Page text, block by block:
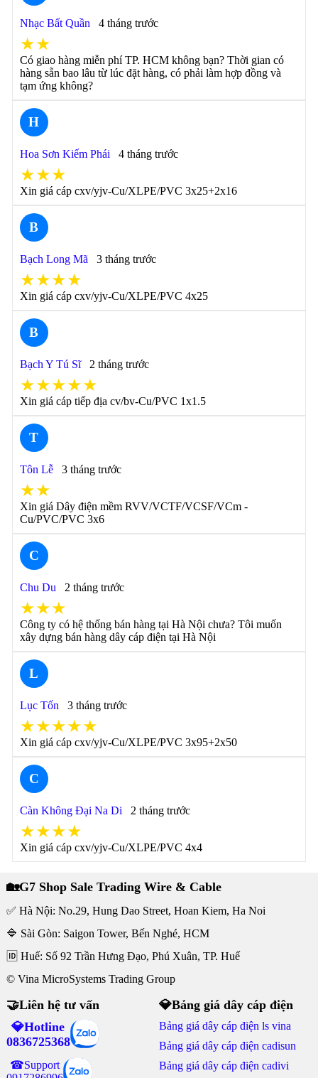
Nhạc Bất Quần 4 tháng trước
★★
Có giao hàng miễn phí TP. HCM không bạn? Thời gian có
hàng sẵn bao lâu từ lúc đặt hàng, có phải làm hợp đồng và
tạm ứng không?
H
Hoa Sơn Kiếm Phái 4 tháng trước
★★★
Xin giá cáp cxv/yjv-Cu/XLPE/PVC 3x25+2x16
B
Bạch Long Mã 3 tháng trước
★★★★
Xin giá cáp cxv/yjv-Cu/XLPE/PVC 4x25
B
Bạch Y Tú Sĩ 2 tháng trước
★★★★★
Xin giá cáp tiếp địa cv/bv-Cu/PVC 1x1.5
T
Tôn Lễ 3 tháng trước
★★
Xin giá Dây điện mềm RVV/VCTF/VCSF/VCm -
Cu/PVC/PVC 3x6
C
Chu Du 2 tháng trước
★★★
Công ty có hệ thống bán hàng tại Hà Nội chưa? Tôi muốn
xây dựng bán hàng dây cáp điện tại Hà Nội
L
Lục Tốn 3 tháng trước
★★★★★
Xin giá cáp cxv/yjv-Cu/XLPE/PVC 3x95+2x50
C
Càn Không Đại Na Di 2 tháng trước
★★★★
Xin giá cáp cxv/yjv-Cu/XLPE/PVC 4x4
🏡G7 Shop Sale Trading Wire & Cable
✅ Hà Nội: No.29, Hung Dao Street, Hoan Kiem, Ha Noi
🔷 Sài Gòn: Saigon Tower, Bến Nghé, HCM
🆔 Huế: Số 92 Trần Hưng Đạo, Phú Xuân, TP. Huế
© Vina MicroSystems Trading Group
🤝Liên hệ tư vấn
💎Hotline
0836725368
☎Support
💎Bảng giá dây cáp điện
Bảng giá dây cáp điện ls vina
Bảng giá dây cáp điện cadisun
Bảng giá dây cáp điện cadivi